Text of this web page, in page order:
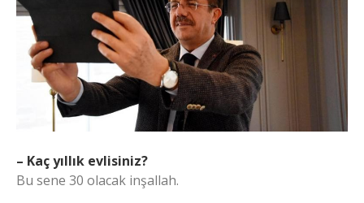
– Kaç yıllık evlisiniz?
Bu sene 30 olacak inşallah.